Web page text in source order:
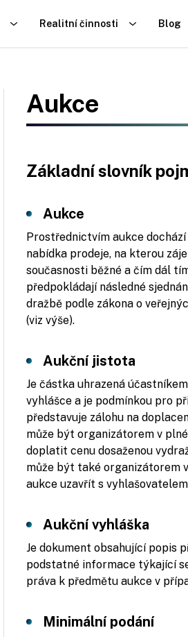
Realitní činnosti Blog
Aukce
Základní slovník
Aukce
Prostřednictvím aukce
nabídka prodeje, na kterou
současnosti běžné a čím dál
předpokládají následné
dražbě podle zákona o
(viz výše).
Aukční jistota
Je částka uhrazená
vyhlášce a je podmínkou pro
představuje zálohu na
může být organizátorem v
doplatit cenu dosaženou
může být také organizátorem
aukce uzavřít s
Aukční vyhláška
Je dokument obsahující popis
podstatné informace týkající
práva k předmětu aukce v
Minimální podání